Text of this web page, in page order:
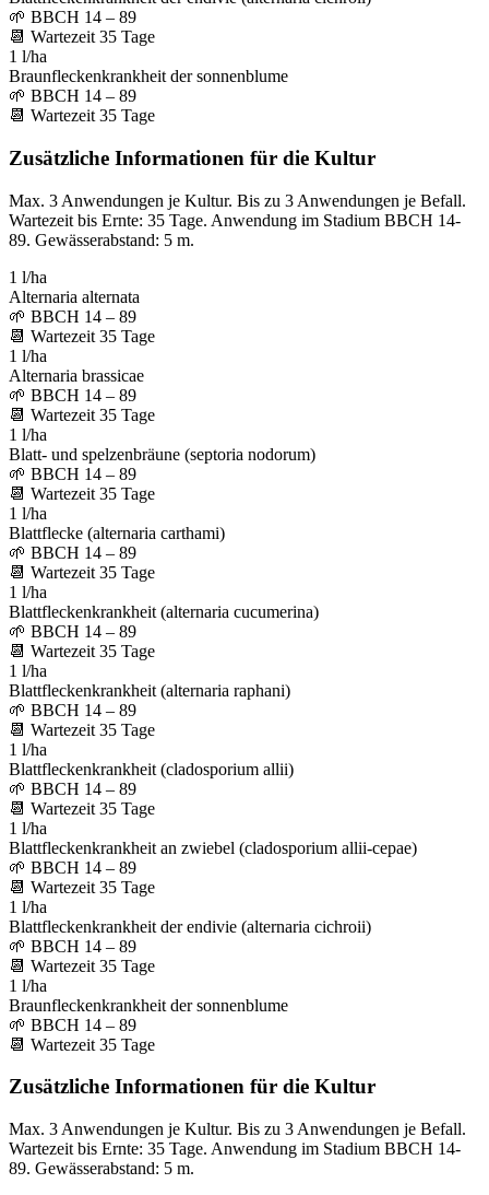
🌱 BBCH 14 – 89
📆 Wartezeit 35 Tage
1 l/ha
Braunfleckenkrankheit der sonnenblume
🌱 BBCH 14 – 89
📆 Wartezeit 35 Tage
Zusätzliche Informationen für die Kultur
Max. 3 Anwendungen je Kultur. Bis zu 3 Anwendungen je Befall.
Wartezeit bis Ernte: 35 Tage. Anwendung im Stadium BBCH 14-
89. Gewässerabstand: 5 m.
1 l/ha
Alternaria alternata
🌱 BBCH 14 – 89
📆 Wartezeit 35 Tage
1 l/ha
Alternaria brassicae
🌱 BBCH 14 – 89
📆 Wartezeit 35 Tage
1 l/ha
Blatt- und spelzenbräune (septoria nodorum)
🌱 BBCH 14 – 89
📆 Wartezeit 35 Tage
1 l/ha
Blattflecke (alternaria carthami)
🌱 BBCH 14 – 89
📆 Wartezeit 35 Tage
1 l/ha
Blattfleckenkrankheit (alternaria cucumerina)
🌱 BBCH 14 – 89
📆 Wartezeit 35 Tage
1 l/ha
Blattfleckenkrankheit (alternaria raphani)
🌱 BBCH 14 – 89
📆 Wartezeit 35 Tage
1 l/ha
Blattfleckenkrankheit (cladosporium allii)
🌱 BBCH 14 – 89
📆 Wartezeit 35 Tage
1 l/ha
Blattfleckenkrankheit an zwiebel (cladosporium allii-cepae)
🌱 BBCH 14 – 89
📆 Wartezeit 35 Tage
1 l/ha
Blattfleckenkrankheit der endivie (alternaria cichroii)
🌱 BBCH 14 – 89
📆 Wartezeit 35 Tage
1 l/ha
Braunfleckenkrankheit der sonnenblume
🌱 BBCH 14 – 89
📆 Wartezeit 35 Tage
Zusätzliche Informationen für die Kultur
Max. 3 Anwendungen je Kultur. Bis zu 3 Anwendungen je Befall.
Wartezeit bis Ernte: 35 Tage. Anwendung im Stadium BBCH 14-
89. Gewässerabstand: 5 m.